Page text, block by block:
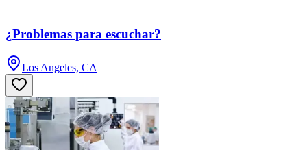
¿Problemas para escuchar?
Los Angeles, CA